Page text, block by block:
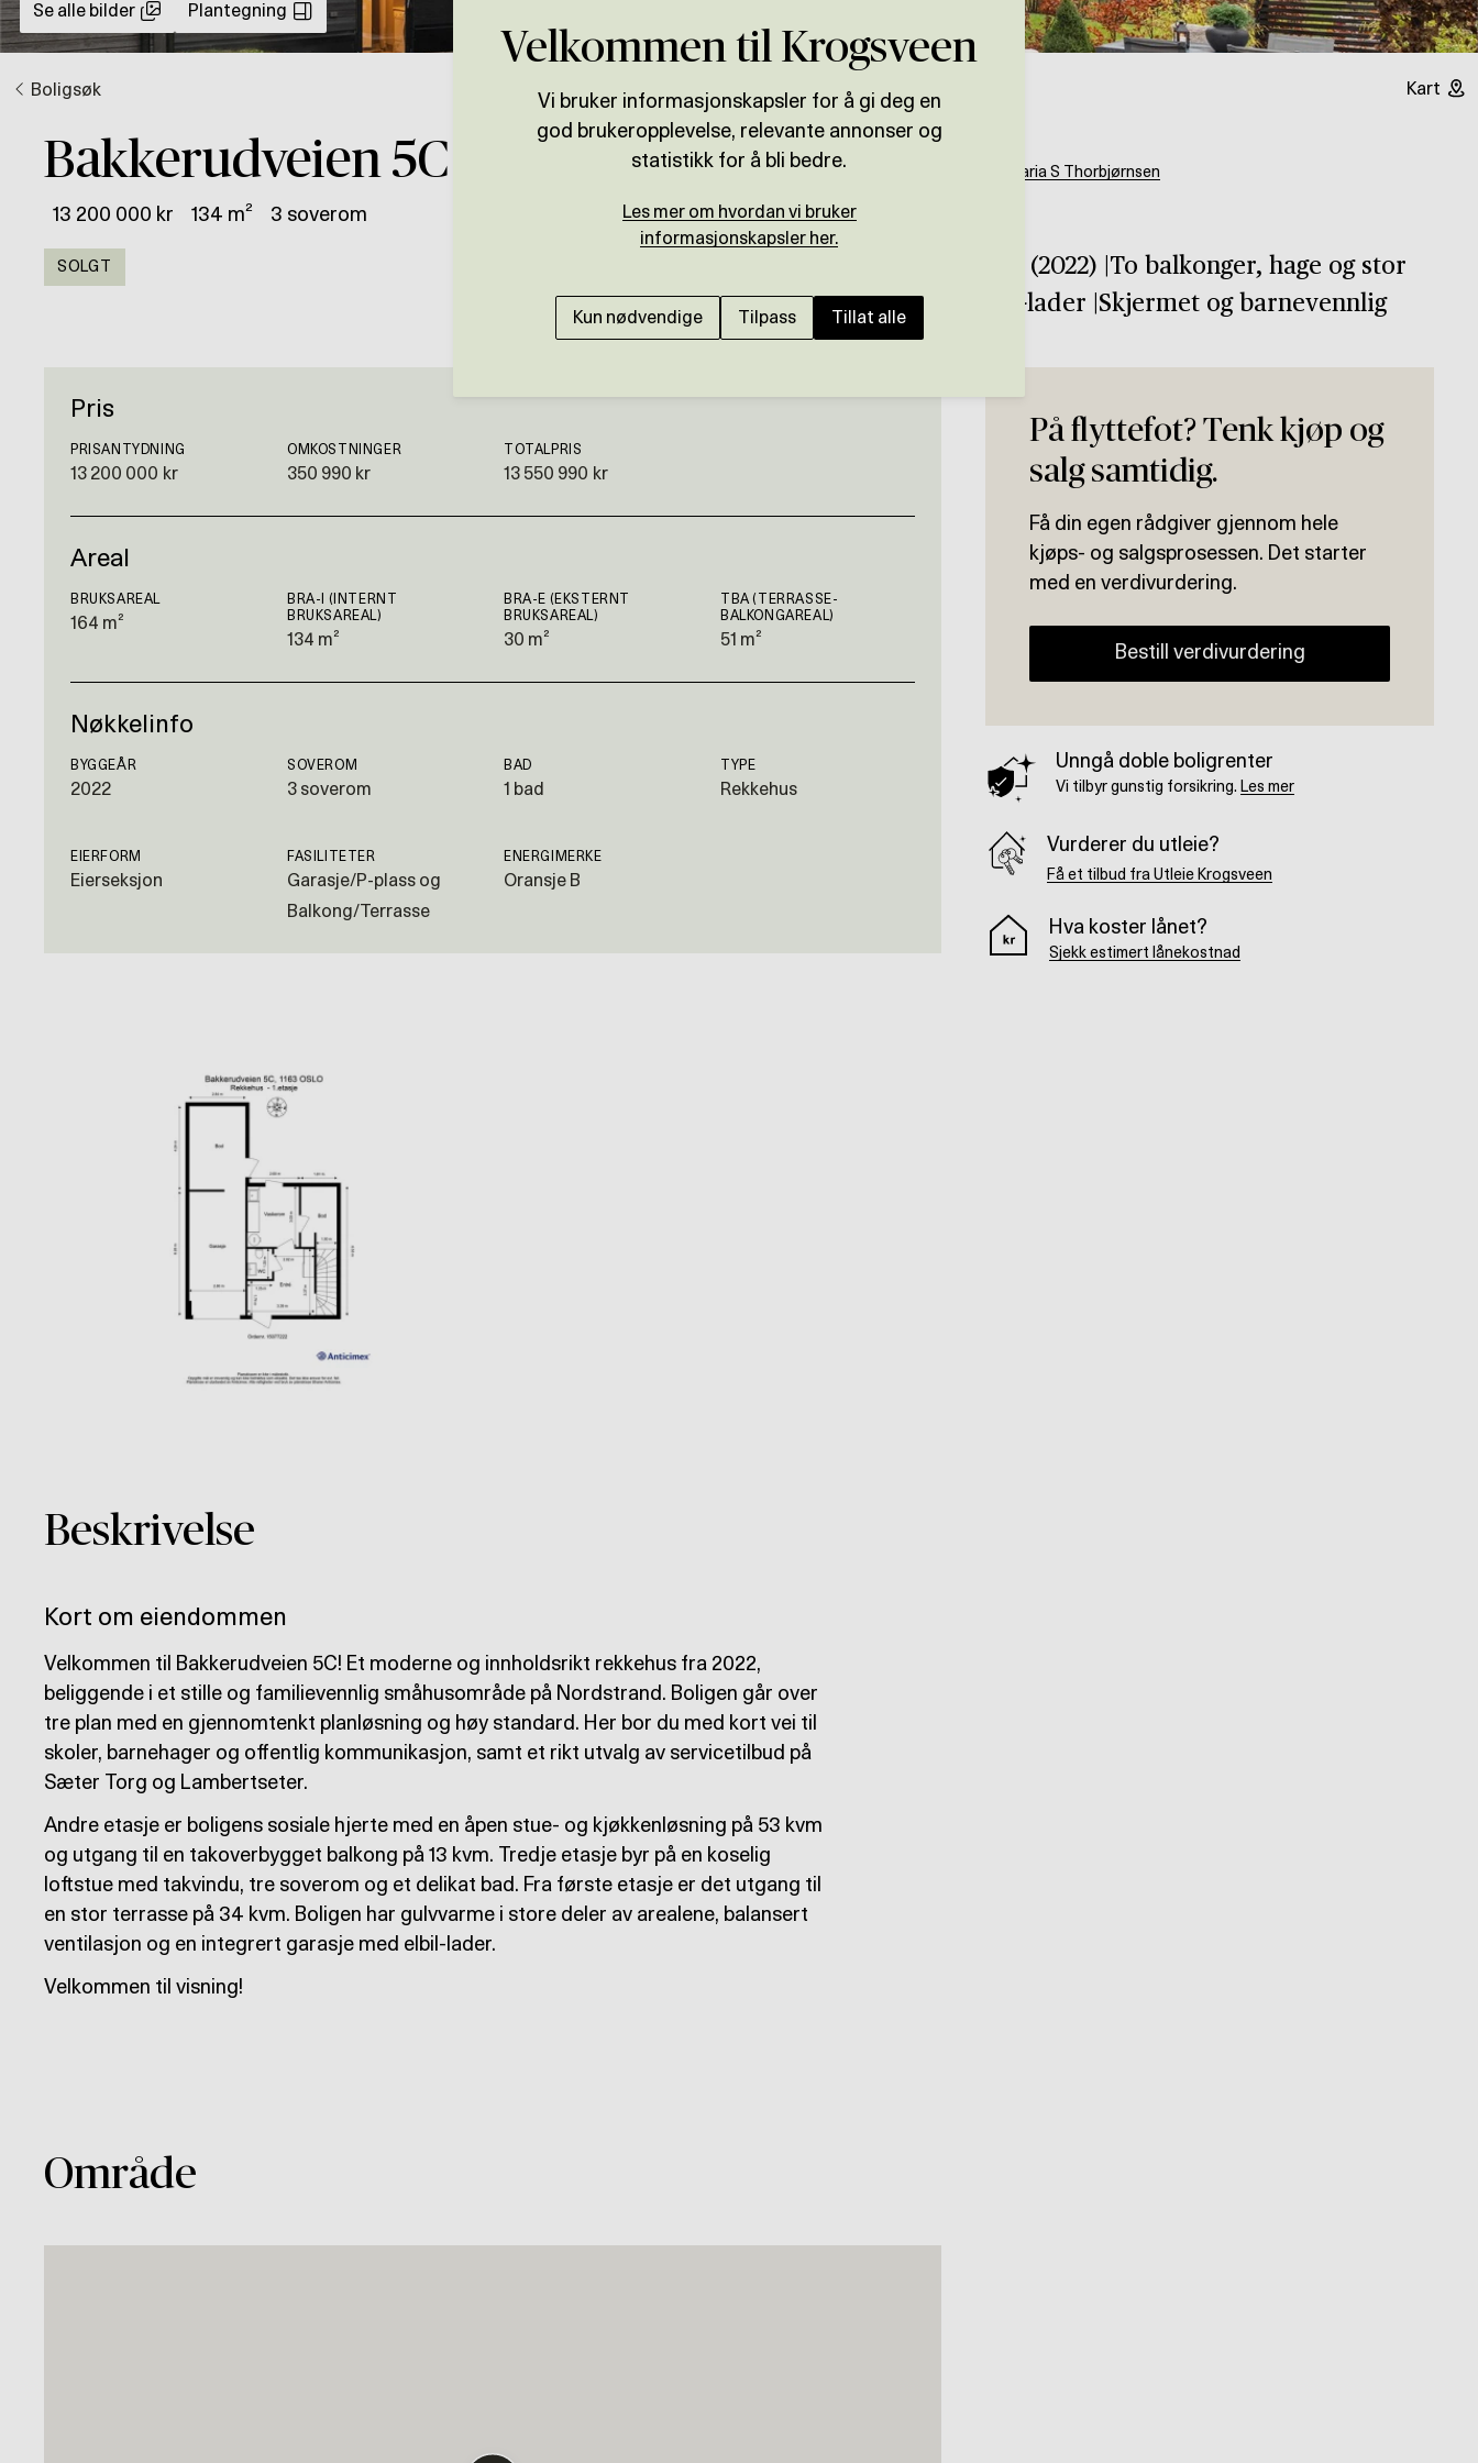
Se alle bilder Plantegning
Boligsøk Kart
Bakkerudveien 5C
13 200 000 kr 134 m² 3 soverom
SOLGT
Maria S Thorbjørnsen
NORDSTRAND
Nyere lekker familiebolig (2022) |To balkonger, hage og stor
terrasse |Garasje m/ elbil-lader |Skjermet og barnevennlig
Pris
PRISANTYDNING
13 200 000 kr
OMKOSTNINGER
350 990 kr
TOTALPRIS
13 550 990 kr
Areal
BRUKSAREAL
164 m²
BRA-I (INTERNT
BRUKSAREAL)
134 m²
BRA-E (EKSTERNT
BRUKSAREAL)
30 m²
TBA (TERRASSE-
BALKONGAREAL)
51 m²
Nøkkelinfo
BYGGEÅR
2022
SOVEROM
3 soverom
BAD
1 bad
TYPE
Rekkehus
EIERFORM
Eierseksjon
FASILITETER
Garasje/P-plass og
Balkong/Terrasse
ENERGIMERKE
Oransje B
Beskrivelse
Kort om eiendommen
Velkommen til Bakkerudveien 5C! Et moderne og innholdsrikt rekkehus fra 2022,
beliggende i et stille og familievennlig småhusområde på Nordstrand. Boligen går over
tre plan med en gjennomtenkt planløsning og høy standard. Her bor du med kort vei til
skoler, barnehager og offentlig kommunikasjon, samt et rikt utvalg av servicetilbud på
Sæter Torg og Lambertseter.
Andre etasje er boligens sosiale hjerte med en åpen stue- og kjøkkenløsning på 53 kvm
og utgang til en takoverbygget balkong på 13 kvm. Tredje etasje byr på en koselig
loftstue med takvindu, tre soverom og et delikat bad. Fra første etasje er det utgang til
en stor terrasse på 34 kvm. Boligen har gulvvarme i store deler av arealene, balansert
ventilasjon og en integrert garasje med elbil-lader.
Velkommen til visning!
Område
På flyttefot? Tenk kjøp og
salg samtidig.
Få din egen rådgiver gjennom hele
kjøps- og salgsprosessen. Det starter
med en verdivurdering.
Bestill verdivurdering
Unngå doble boligrenter
Vi tilbyr gunstig forsikring. Les mer
Vurderer du utleie?
Få et tilbud fra Utleie Krogsveen
Hva koster lånet?
Sjekk estimert lånekostnad
Velkommen til Krogsveen
Vi bruker informasjonskapsler for å gi deg en
god brukeropplevelse, relevante annonser og
statistikk for å bli bedre.
Les mer om hvordan vi bruker
informasjonskapsler her.
Kun nødvendige Tilpass Tillat alle